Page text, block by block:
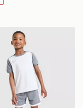
Corto
de